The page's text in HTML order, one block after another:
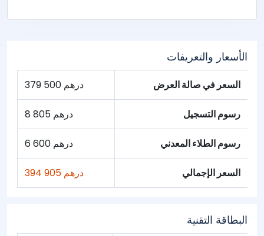
الأسعار والتعريفات
السعر في صالة العرض 379 500 درهم
رسوم التسجيل 8 805 درهم
رسوم الطلاء المعدني 6 600 درهم
السعر الإجمالي 394 905 درهم
البطاقة التقنية